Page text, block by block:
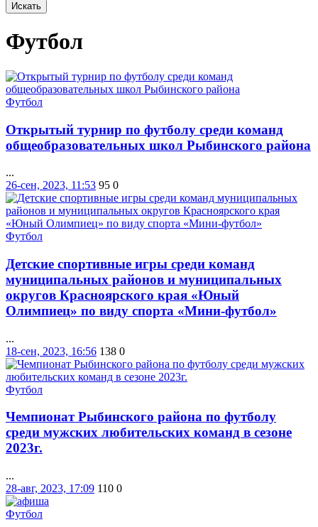
Искать
Футбол
Футбол
Открытый турнир по футболу среди команд
общеобразовательных школ Рыбинского района
...
26-сен, 2023, 11:53 95 0
Футбол
Детские спортивные игры среди команд
муниципальных районов и муниципальных
округов Красноярского края «Юный
Олимпиец» по виду спорта «Мини-футбол»
...
18-сен, 2023, 16:56 138 0
Футбол
Чемпионат Рыбинского района по футболу
среди мужских любительских команд в сезоне
2023г.
...
28-авг, 2023, 17:09 110 0
Футбол